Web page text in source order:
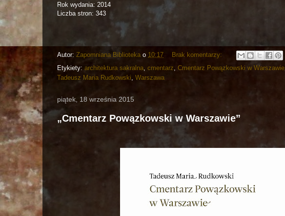
Rok wydania: 2014
Liczba stron: 343
Autor: Zapomniana Biblioteka o 10:17
Brak komentarzy:
Etykiety: architektura sakralna cmentarz Cmentarz Powązkowski w Warszawie
Tadeusz Maria Rudkowski Warszawa
piątek, 18 września 2015
„Cmentarz Powązkowski w Warszawie”